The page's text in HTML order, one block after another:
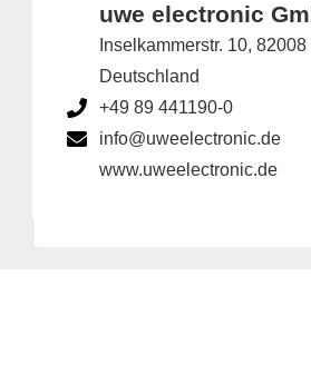
uwe electronic
Inselkammerstr. 10,
Deutschland
+49 89 441190-0
info@uweelectronic.de
www.uweelectronic.de